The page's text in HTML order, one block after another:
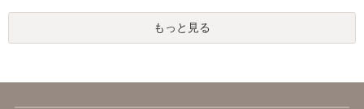
もっと見る